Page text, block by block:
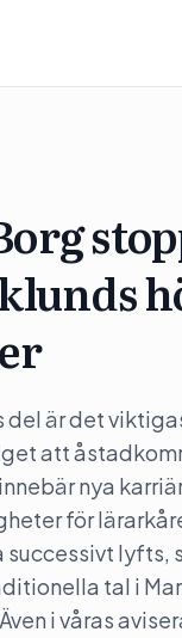
del är det
att
nya
för
successivt lyfts,
tal i
i våras